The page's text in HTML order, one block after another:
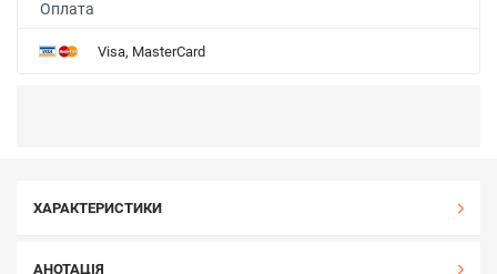
Оплата
Visa, MasterCard
ХАРАКТЕРИСТИКИ
АНОТАЦІЯ